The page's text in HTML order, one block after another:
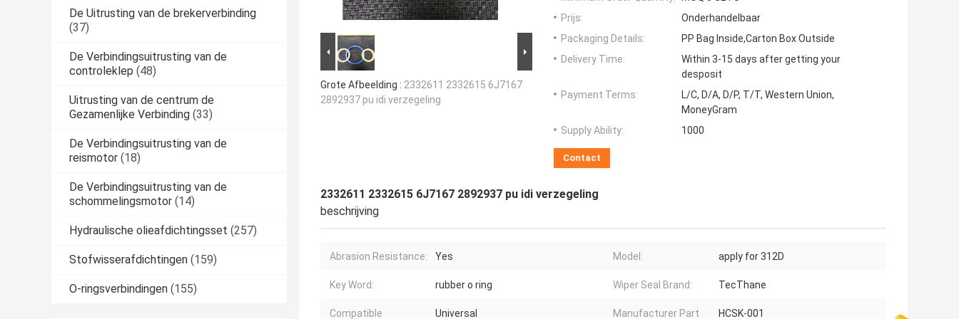
De Uitrusting van de brekerverbinding
(37)
De Verbindingsuitrusting van de
controleklep (48)
Uitrusting van de centrum de
Gezamenlijke Verbinding (33)
De Verbindingsuitrusting van de
reismotor (18)
De Verbindingsuitrusting van de
schommelingsmotor (14)
Hydraulische olieafdichtingsset (257)
Stofwisserafdichtingen (159)
O-ringsverbindingen (155)
Grote Afbeelding : 2332611 2332615 6J7167
2892937 pu idi verzegeling
Prijs:
Onderhandelbaar
Packaging Details:
PP Bag Inside,Carton Box Outside
Delivery Time:
Within 3-15 days after getting your
desposit
Payment Terms:
L/C, D/A, D/P, T/T, Western Union,
MoneyGram
Supply Ability:
1000
Contact
2332611 2332615 6J7167 2892937 pu idi verzegeling
beschrijving
Abrasion Resistance: Yes Model: apply for 312D
Key Word: rubber o ring Wiper Seal Brand: TecThane
Compatible Universal Manufacturer Part HCSK-001